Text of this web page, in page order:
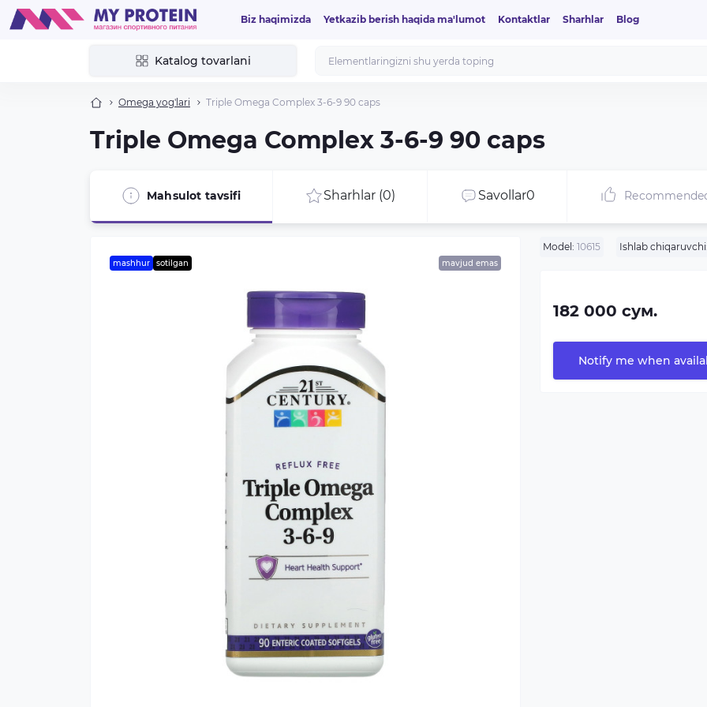
Biz haqimizda Yetkazib berish haqida ma'lumot Kontaktlar Sharhlar Blog
Katalog tovarlani
Omega yog'lari Triple Omega Complex 3-6-9 90 caps
Triple Omega Complex 3-6-9 90 caps
Mahsulot tavsifi Sharhlar (0) Savollar0
mashhur sotilgan mavjud emas
Model: 10615 Ishlab
182 000 сум.
Notify me when